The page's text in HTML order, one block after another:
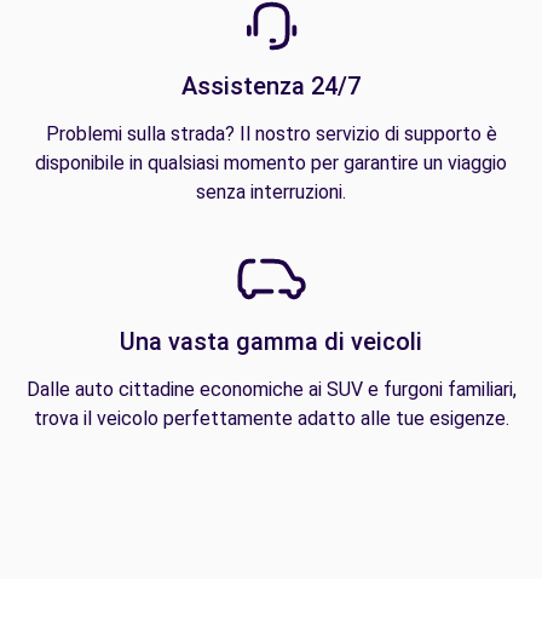
Assistenza 24/7
Problemi sulla strada? Il nostro servizio di supporto è
disponibile in qualsiasi momento per garantire un viaggio
senza interruzioni.
Una vasta gamma di veicoli
Dalle auto cittadine economiche ai SUV e furgoni familiari,
trova il veicolo perfettamente adatto alle tue esigenze.